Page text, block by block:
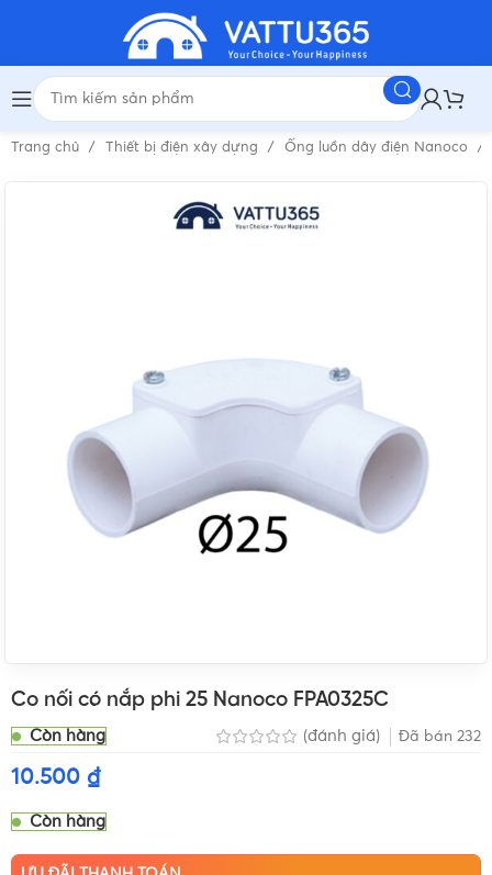
Trang chủ Thiết bị điện xây dựng Ống luồn dây điện Nanoco
Co nối có nắp phi 25 Nanoco FPA0325C
Còn hàng (đánh giá) Đã bán 232
10.500 ₫
Còn hàng